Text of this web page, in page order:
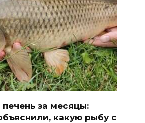
за месяцы:
какую рыбу с